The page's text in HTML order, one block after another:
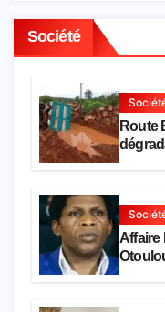
Société
Route
Affaire